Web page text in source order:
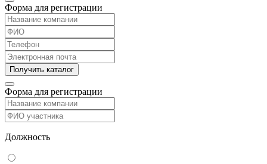
Форма для регистрации
Форма для регистрации
Должность